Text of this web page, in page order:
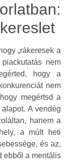
„rákeresek a
nem
hogy a
nem
megértsd a
A vendég
hanem a
a múlt heti
és az,
ebből a mentális